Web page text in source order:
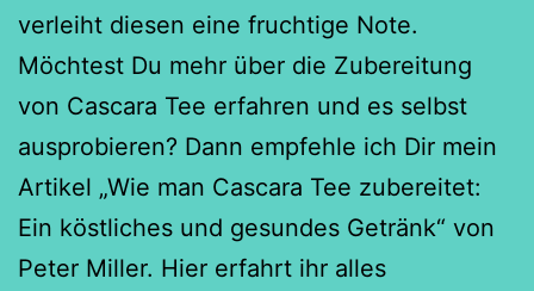
verleiht diesen eine fruchtige Note.
Möchtest Du mehr über die Zubereitung
von Cascara Tee erfahren und es selbst
ausprobieren? Dann empfehle ich Dir mein
Artikel „Wie man Cascara Tee zubereitet:
Ein köstliches und gesundes Getränk“ von
Peter Miller. Hier erfahrt ihr alles